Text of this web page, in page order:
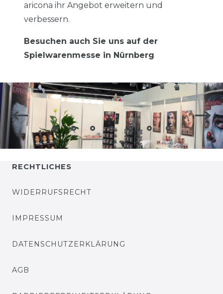
aricona ihr Angebot erweitern und
verbessern.
Besuchen auch Sie uns auf der
Spielwarenmesse in Nürnberg
RECHTLICHES
WIDERRUFSRECHT
IMPRESSUM
DATENSCHUTZERKLÄRUNG
AGB